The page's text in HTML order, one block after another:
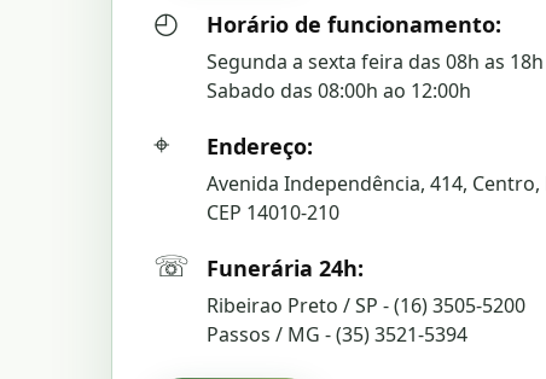
◴ Horário de funcionamento:
Segunda a sexta feira das 08h as 18h
Sabado das 08:00h ao 12:00h
⌖ Endereço:
Avenida Independência, 414, Centro,
CEP 14010-210
☏ Funerária 24h:
Ribeirao Preto / SP - (16) 3505-5200
Passos / MG - (35) 3521-5394